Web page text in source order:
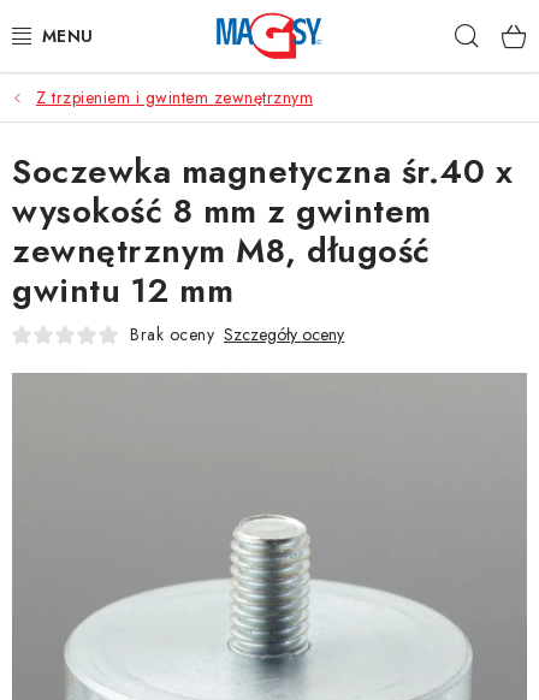
do
GŁÓWNE KATEGORIE
MAGNETYCZNE POMOCE
MAGNESY PRZEMYSŁOWE
INNE MAGNESY
Z trzpieniem i gwintem zewnętrznym
Soczewka magnetyczna śr.40 x
wysokość 8 mm z gwintem
zewnętrznym M8, długość
gwintu 12 mm
Brak oceny Szczegóły oceny